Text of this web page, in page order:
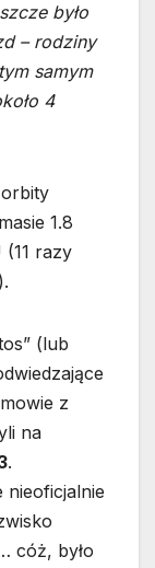
było
– rodziny
samym
4
1.8
(11 razy
(lub
z
na
.
nieoficjalnie
cóż, było